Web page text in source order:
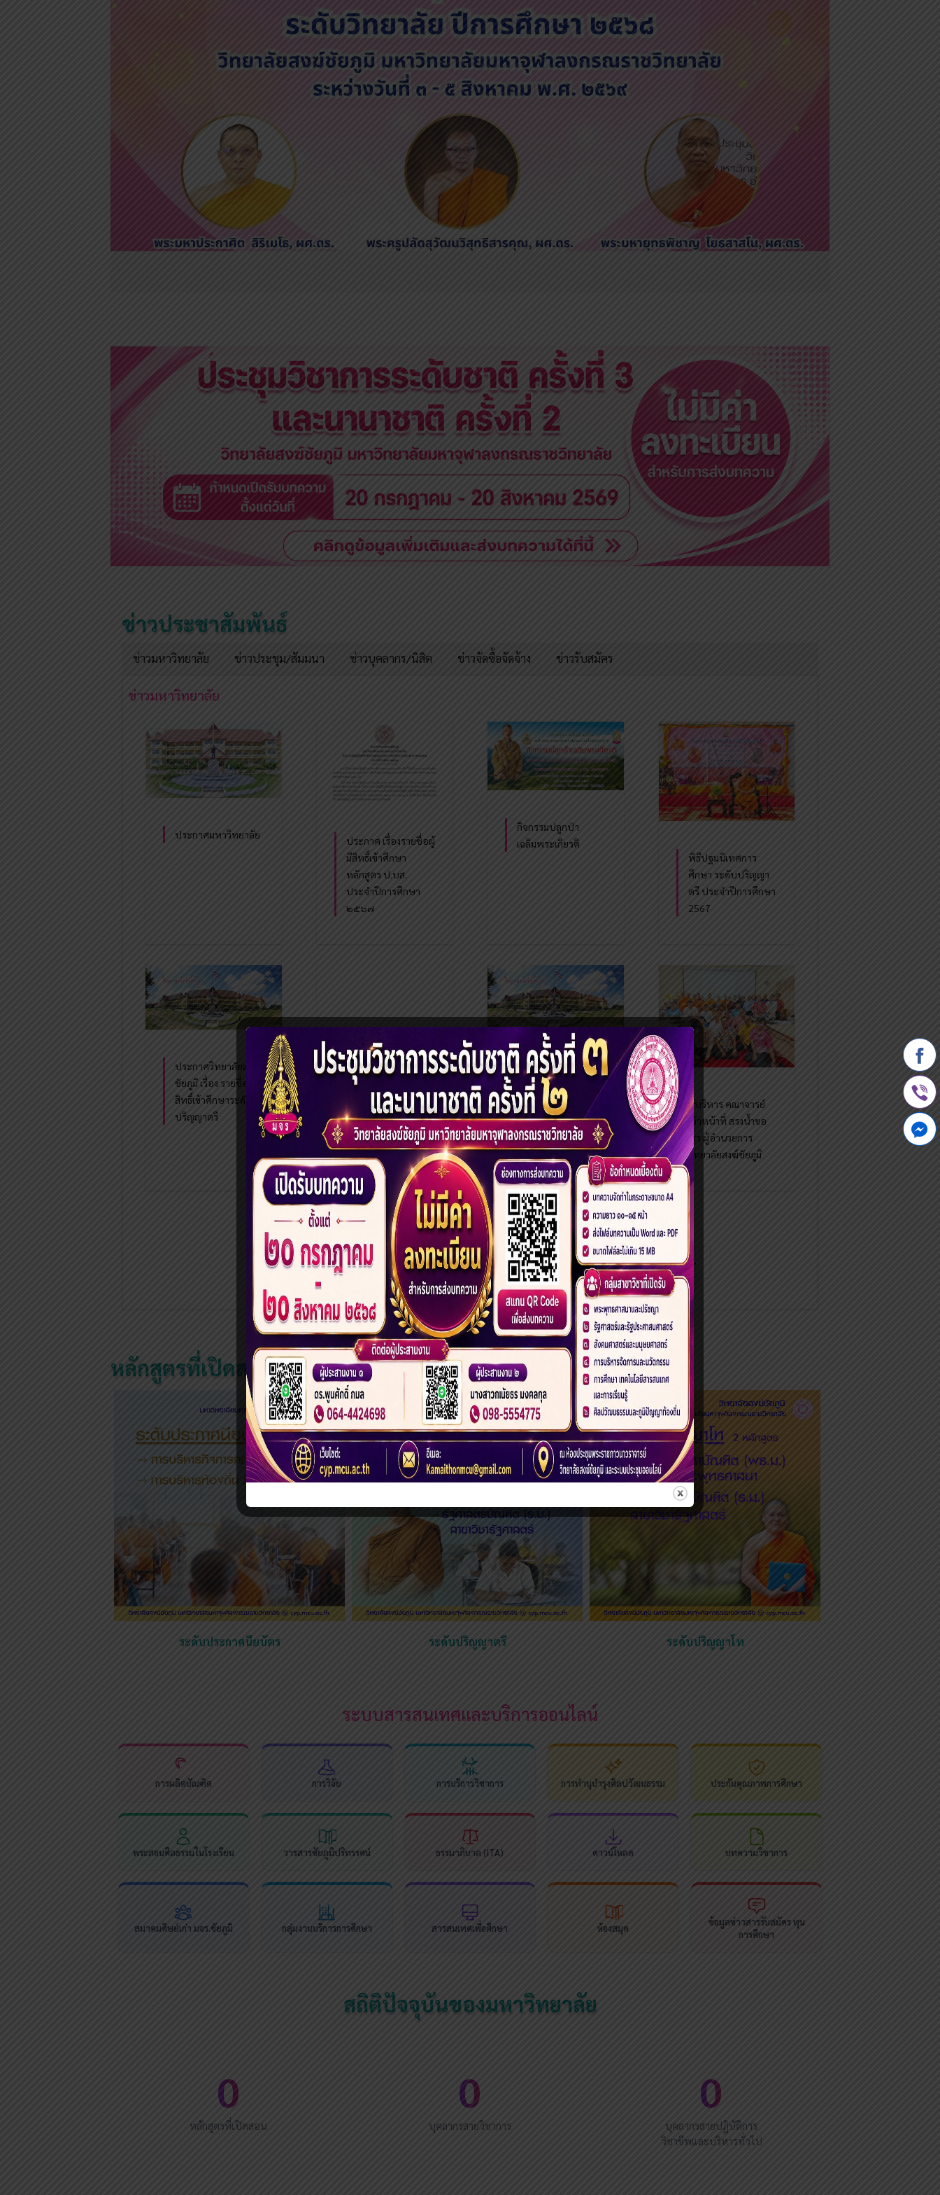
ข่าวประชาสัมพันธ์
ข่าวมหาวิทยาลัย ข่าวประชุม/สัมมนา ข่าวบุคลากร/นิสิต ข่าวจัดซื้อจัดจ้าง ข่าวรับสมัคร
ข่าวมหาวิทยาลัย
ประกาศมหาวิทยาลัย
ประกาศ เรื่องรายชื่อผู้
มีสิทธิ์เข้าศึกษา
หลักสูตร ป.บส.
ประจำปีการศึกษา
๒๕๖๗
กิจกรรมปลูกป่า
เฉลิมพระเกียรติ
พิธีปฐมนิเทศการ
ศึกษา ระดับปริญญา
ตรี ประจำปีการศึกษา
2567
ประกาศวิทยาลัยสงฆ์
ชัยภูมิ เรื่อง รายชื่อผู้มี
สิทธิ์เข้าศึกษาระดับ
ปริญญาตรี
ประกาศ รายชื่อผู้มี
สิทธิ์สอบคัดเลือกเข้า
ศึกษาระดับปริญญา
ตรี รอบที่ 1
ประกาศมหาวิทยาลัย
ผู้บริหาร คณาจารย์
เจ้าหน้าที่ สรงน้ำขอ
พร ผู้อำนวยการ
วิทยาลัยสงฆ์ชัยภูมิ
« ‹ 8 9 10 11 12 13 14 › »
หลักสูตรที่เปิดสอน
ระดับประกาศนียบัตร ระดับปริญญาตรี ระดับปริญญาโท
ระบบสารสนเทศและบริการออนไลน์
การผลิตบัณฑิต การวิจัย การบริการวิชาการ การทำนุบำรุงศิลปวัฒนธรรม ประกันคุณภาพการศึกษา
พระสอนศีลธรรมในโรงเรียน วารสารชัยภูมิปริทรรศน์ ธรรมาภิบาล (ITA) ดาวน์โหลด บทความวิชาการ
สมาคมศิษย์เก่า มจร.ชัยภูมิ กลุ่มงานบริการการศึกษา สารสนเทศเพื่อศึกษา ห้องสมุด
ข้อมูลข่าวสารรับสมัคร ทุน
การศึกษา
สถิติปัจจุบันของมหาวิทยาลัย
0
หลักสูตรที่เปิดสอน
0
บุคลากรสายวิชาการ
0
บุคลากรสายปฏิบัติการ
วิชาชีพและบริหารทั่วไป